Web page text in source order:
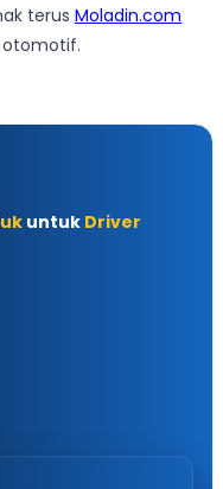
terus Moladin.com
untuk Driver